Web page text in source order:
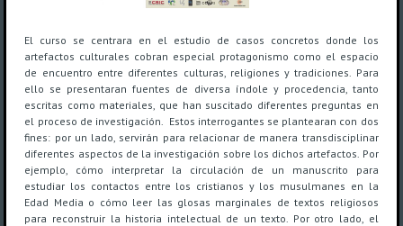
El curso se centrara en el estudio de casos concretos donde los
artefactos culturales cobran especial protagonismo como el espacio
de encuentro entre diferentes culturas, religiones y tradiciones. Para
ello se presentaran fuentes de diversa índole y procedencia, tanto
escritas como materiales, que han suscitado diferentes preguntas en
el proceso de investigación. Estos interrogantes se plantearan con dos
fines: por un lado, servirán para relacionar de manera transdisciplinar
diferentes aspectos de la investigación sobre los dichos artefactos. Por
ejemplo, cómo interpretar la circulación de un manuscrito para
estudiar los contactos entre los cristianos y los musulmanes en la
Edad Media o cómo leer las glosas marginales de textos religiosos
para reconstruir la historia intelectual de un texto. Por otro lado, el